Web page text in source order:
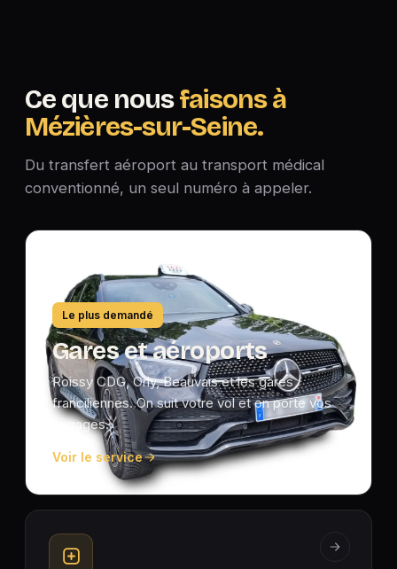
Ce que nousfaisons à
Mézières-sur-Seine.
Du transfert aéroport au transport médical
conventionné, un seul numéro à appeler.
Le plus demandé
Gares et aéroports
Roissy CDG, Orly, Beauvais et les gares
franciliennes. On suit votre vol et on porte vos
bagages.
Voir le service